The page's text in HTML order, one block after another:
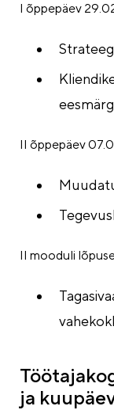
I õppepäev
II õppepäev
II mooduli
ja